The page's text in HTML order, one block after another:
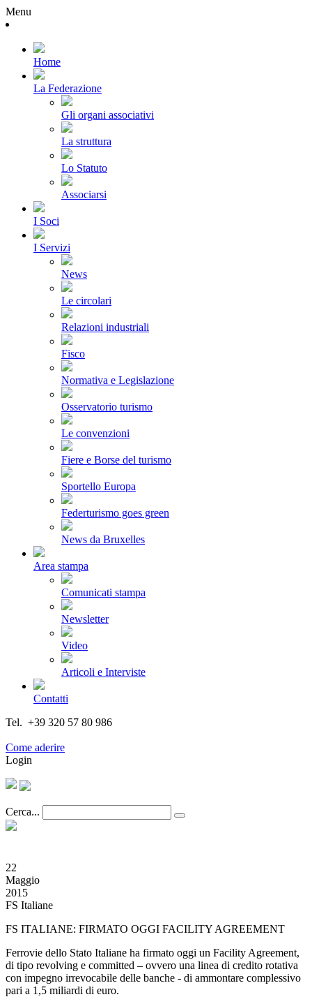
Menu
Home
La Federazione
Gli organi associativi
La struttura
Lo Statuto
Associarsi
I Soci
I Servizi
News
Le circolari
Relazioni industriali
Fisco
Normativa e Legislazione
Osservatorio turismo
Le convenzioni
Fiere e Borse del turismo
Sportello Europa
Federturismo goes green
News da Bruxelles
Area stampa
Comunicati stampa
Newsletter
Video
Articoli e Interviste
Contatti
Tel. +39 320 57 80 986
Come aderire
Login
Cerca...
22
Maggio
2015
FS Italiane
FS ITALIANE: FIRMATO OGGI FACILITY AGREEMENT
Ferrovie dello Stato Italiane ha firmato oggi un Facility Agreement,
di tipo revolving e committed – ovvero una linea di credito rotativa
con impegno irrevocabile delle banche - di ammontare complessivo
pari a 1,5 miliardi di euro.